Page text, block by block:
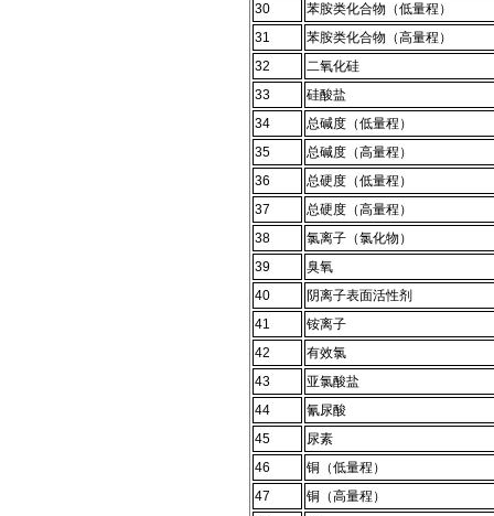
30
苯胺类化合物（低量程）
31
苯胺类化合物（高量程）
32
二氧化硅
33
硅酸盐
34
总碱度（低量程）
35
总碱度（高量程）
36
总硬度（低量程）
37
总硬度（高量程）
38
氯离子（氯化物）
39
臭氧
40
阴离子表面活性剂
41
铵离子
42
有效氯
43
亚氯酸盐
44
氰尿酸
45
尿素
46
铜（低量程）
47
铜（高量程）